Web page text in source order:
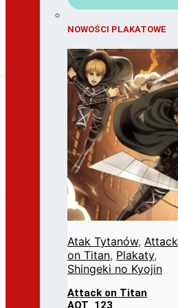
NOWOŚCI PLAKATOWE
Atak Tytanów, Attack
on Titan, Plakaty,
Shingeki no Kyojin
Attack on Titan
AOT_123